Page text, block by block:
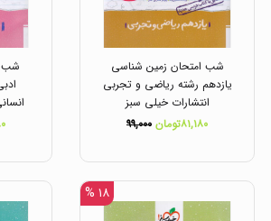
شب امتحان زمین شناسی
یازدهم رشته ریاضی و تجربی
انتشارات خیلی سبز
۸۱,۱۸۰تومان
۹۹,۰۰۰
شب
۱۸ %